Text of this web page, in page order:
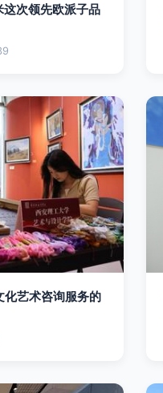
次领先欧派子品
化艺术咨询服务的